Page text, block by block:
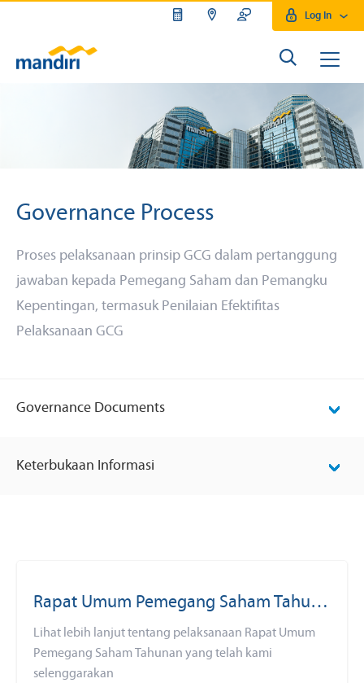
Log In
Governance Process
Proses pelaksanaan prinsip GCG dalam pertanggung
jawaban kepada Pemegang Saham dan Pemangku
Kepentingan, termasuk Penilaian Efektifitas
Pelaksanaan GCG
Governance Documents
Keterbukaan Informasi
Rapat Umum Pemegang Saham Tahunan (RUPST)
Lihat lebih lanjut tentang pelaksanaan Rapat Umum
Pemegang Saham Tahunan yang telah kami
selenggarakan